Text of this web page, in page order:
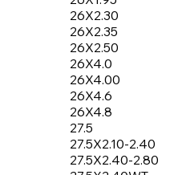
26X2.30
26X2.35
26X2.50
26X4.0
26X4.00
26X4.6
26X4.8
27.5
27.5X2.10-2.40
27.5X2.40-2.80